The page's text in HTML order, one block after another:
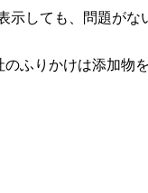
しても、問題がな
ふりかけは添加物